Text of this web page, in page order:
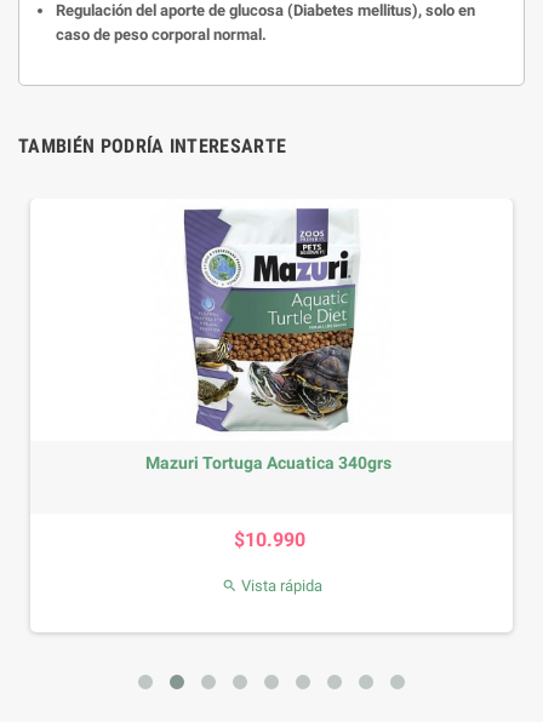
Regulación del aporte de glucosa (Diabetes mellitus), solo en
caso de peso corporal normal.
TAMBIÉN PODRÍA INTERESARTE
Mazuri Tortuga Acuatica 340grs
$10.990
 Vista rápida